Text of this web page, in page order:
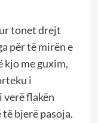
tonet drejt
për të mirën e
me guxim,
i
verë flakën
bjerë pasoja.